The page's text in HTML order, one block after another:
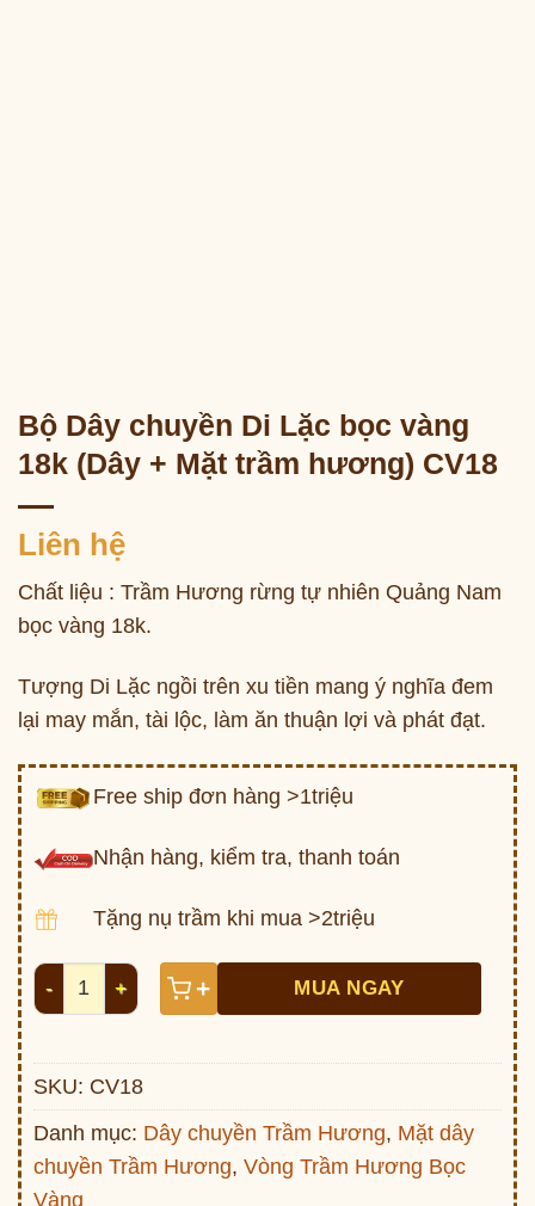
Bộ Dây chuyền Di Lặc bọc vàng
18k (Dây + Mặt trầm hương) CV18
Liên hệ
Chất liệu : Trầm Hương rừng tự nhiên Quảng Nam
bọc vàng 18k.
Tượng Di Lặc ngồi trên xu tiền mang ý nghĩa đem
lại may mắn, tài lộc, làm ăn thuận lợi và phát đạt.
Free ship đơn hàng >1triệu
Nhận hàng, kiểm tra, thanh toán
Tặng nụ trầm khi mua >2triệu
Bộ Dây chuyền Di Lặc bọc vàng 18k (Dây + Mặt trầm
+ MUA NGAY
SKU: CV18
Danh mục: Dây chuyền Trầm Hương, Mặt dây
chuyền Trầm Hương, Vòng Trầm Hương Bọc
Vàng